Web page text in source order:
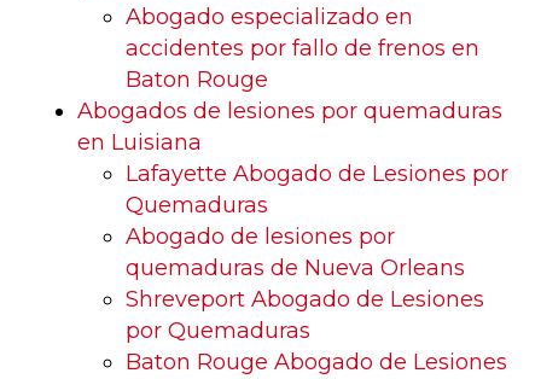
Abogado especializado en
accidentes por fallo de frenos en
Baton Rouge
Abogados de lesiones por quemaduras
en Luisiana
Lafayette Abogado de Lesiones por
Quemaduras
Abogado de lesiones por
quemaduras de Nueva Orleans
Shreveport Abogado de Lesiones
por Quemaduras
Baton Rouge Abogado de Lesiones